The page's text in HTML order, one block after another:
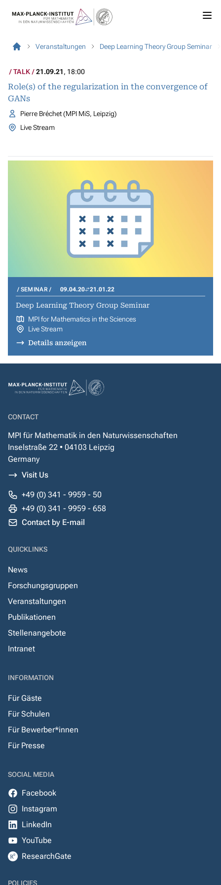
Veranstaltungen Deep Learning Theory Group Seminar
TALK 21.09.21, 18:00
Role(s) of the regularization in the convergence of
GANs
Pierre Bréchet (MPI MiS, Leipzig)
Live Stream
SEMINAR 09.04.20 21.01.22
Deep Learning Theory Group Seminar
MPI for Mathematics in the Sciences
Live Stream
Details anzeigen
CONTACT
MPI für Mathematik in den Naturwissenschaften
Inselstraße 22 • 04103 Leipzig
Germany
Visit Us
+49 (0) 341 - 9959 - 50
+49 (0) 341 - 9959 - 658
Contact by E-mail
QUICKLINKS
News
Forschungsgruppen
Veranstaltungen
Publikationen
Stellenangebote
Intranet
INFORMATION
Für Gäste
Für Schulen
Für Bewerber*innen
Für Presse
SOCIAL MEDIA
Facebook
Instagram
LinkedIn
YouTube
ResearchGate
POLICIES